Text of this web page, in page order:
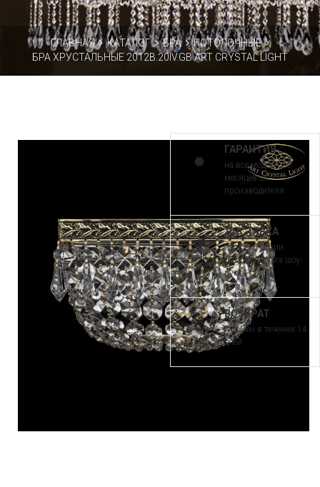
ГЛАВНАЯ КАТАЛОГ БРА
ПОТОЛОЧНЫЕ
БРА ХРУСТАЛЬНЫЕ 2012B.20IV.GB ART CRYSTAL LIGHT
ГАРАНТИЯ
на все модели 30
месяцев от
производителя
ДОСТАВКА
по всей России.
Самовывоз из шоу-
рума
ВОЗВРАТ
и обмен в течении 14
дней